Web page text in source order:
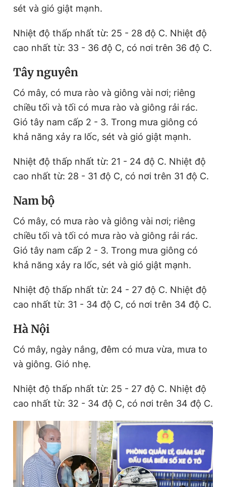
sét và gió giật mạnh.
Nhiệt độ thấp nhất từ: 25 - 28 độ C. Nhiệt độ
cao nhất từ: 33 - 36 độ C, có nơi trên 36 độ C.
Tây nguyên
Có mây, có mưa rào và giông vài nơi; riêng
chiều tối và tối có mưa rào và giông rải rác.
Gió tây nam cấp 2 - 3. Trong mưa giông có
khả năng xảy ra lốc, sét và gió giật mạnh.
Nhiệt độ thấp nhất từ: 21 - 24 độ C. Nhiệt độ
cao nhất từ: 28 - 31 độ C, có nơi trên 31 độ C.
Nam bộ
Có mây, có mưa rào và giông vài nơi; riêng
chiều tối và tối có mưa rào và giông rải rác.
Gió tây nam cấp 2 - 3. Trong mưa giông có
khả năng xảy ra lốc, sét và gió giật mạnh.
Nhiệt độ thấp nhất từ: 24 - 27 độ C. Nhiệt độ
cao nhất từ: 31 - 34 độ C, có nơi trên 34 độ C.
Hà Nội
Có mây, ngày nắng, đêm có mưa vừa, mưa to
và giông. Gió nhẹ.
Nhiệt độ thấp nhất từ: 25 - 27 độ C. Nhiệt độ
cao nhất từ: 32 - 34 độ C, có nơi trên 34 độ C.